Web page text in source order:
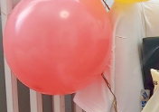
работала на ферме
тростника, а
коричневого
родственников, но
работать аж до 80